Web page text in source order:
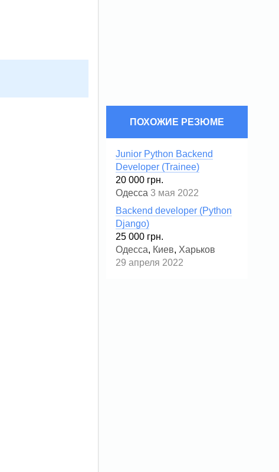
ПОХОЖИЕ РЕЗЮМЕ
Junior Python Backend
Developer (Trainee)
20 000 грн.
Одесса 3 мая 2022
Backend developer (Python
Django)
25 000 грн.
Одесса, Киев, Харьков
29 апреля 2022